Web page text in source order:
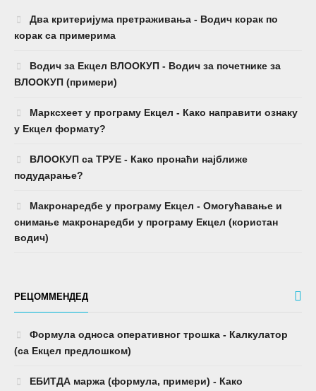
Два критеријума претраживања - Водич корак по
корак са примерима
Водич за Екцел ВЛООКУП - Водич за почетнике за
ВЛООКУП (примери)
Марксхеет у програму Екцел - Како направити ознаку
у Екцел формату?
ВЛООКУП са ТРУЕ - Како пронаћи најближе
подударање?
Макронаредбе у програму Екцел - Омогућавање и
снимање макронаредби у програму Екцел (користан
водич)
РЕЦОММЕНДЕД
Формула односа оперативног трошка - Калкулатор
(са Екцел предлошком)
ЕБИТДА маржа (формула, примери) - Како